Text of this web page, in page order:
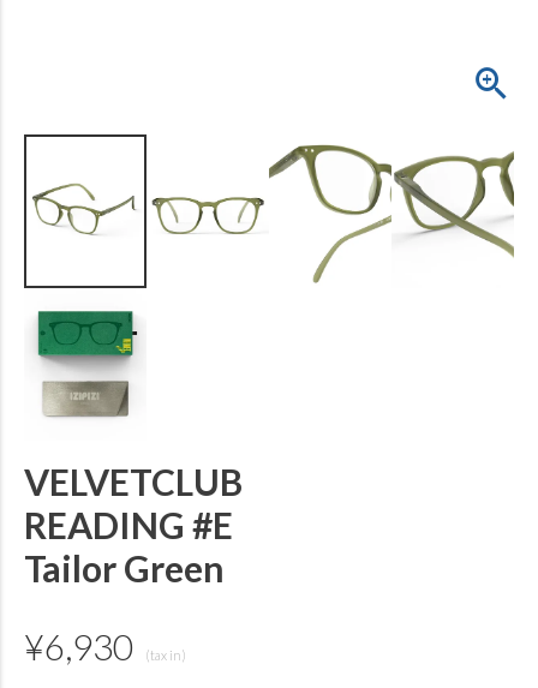
VELVETCLUB
READING #E
Tailor Green
¥6,930